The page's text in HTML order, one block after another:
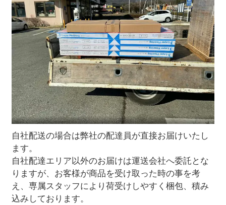
自社配送の場合は弊社の配達員が直接お届けいたし
ます。
自社配達エリア以外のお届けは運送会社へ委託とな
りますが、お客様が商品を受け取った時の事を考
え、専属スタッフにより荷受けしやすく梱包、積み
込みしております。